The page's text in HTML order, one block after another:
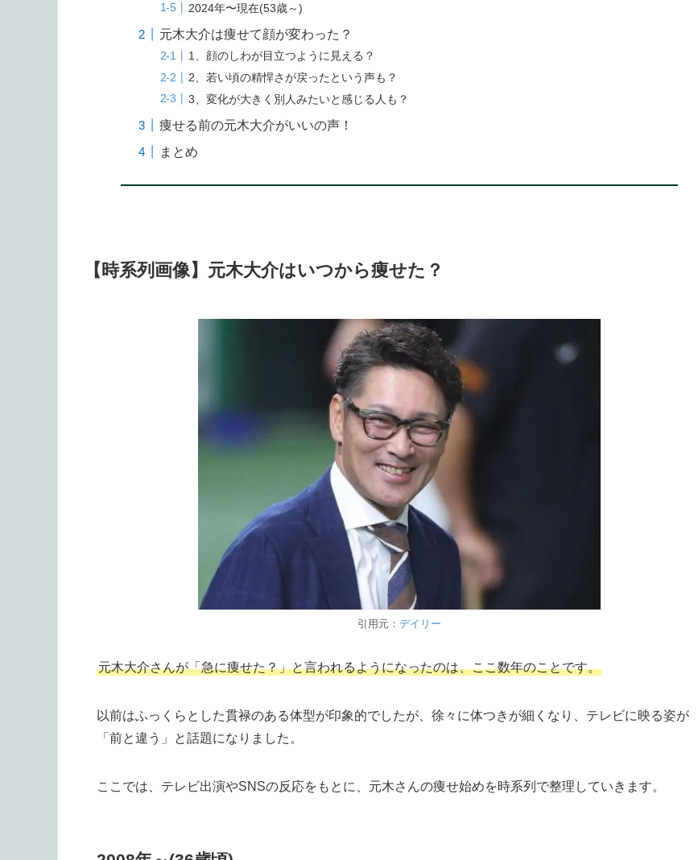
2024年〜現在(53歳～)
元木大介は痩せて顔が変わった？
1、顔のしわが目立つように見える？
2、若い頃の精悍さが戻ったという声も？
3、変化が大きく別人みたいと感じる人も？
痩せる前の元木大介がいいの声！
まとめ
【時系列画像】元木大介はいつから痩せた？
引用元： デイリー
元木大介さんが「急に痩せた？」と言われるようになったのは、ここ数年のことです。
以前はふっくらとした貫禄のある体型が印象的でしたが、徐々に体つきが細くなり、テレビに映る姿が
「前と違う」と話題になりました。
ここでは、テレビ出演やSNSの反応をもとに、元木さんの痩せ始めを時系列で整理していきます。